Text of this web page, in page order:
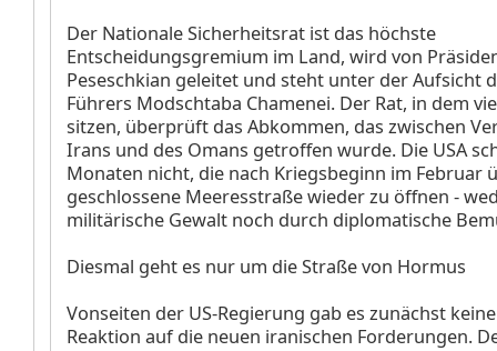
Der Nationale Sicherheitsrat ist das höchste
Entscheidungsgremium im Land, wird von
Peseschkian geleitet und steht unter der Aufsicht
Führers Modschtaba Chamenei. Der Rat, in dem
sitzen, überprüft das Abkommen, das zwischen
Irans und des Omans getroffen wurde. Die USA
Monaten nicht, die nach Kriegsbeginn im Februar
geschlossene Meeresstraße wieder zu öffnen -
militärische Gewalt noch durch diplomatische
Diesmal geht es nur um die Straße von Hormus
Vonseiten der US-Regierung gab es zunächst
Reaktion auf die neuen iranischen Forderungen.